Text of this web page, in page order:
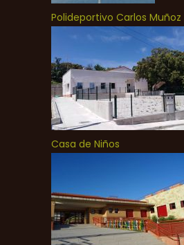
Polideportivo Carlos Muñoz
Casa de Niños